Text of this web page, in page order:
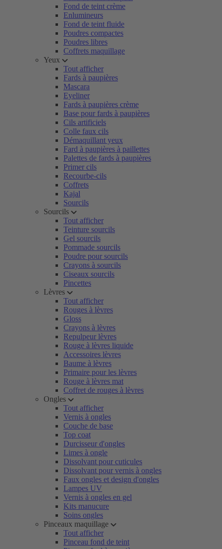
Fond de teint crème
Enlumineurs
Fond de teint fluide
Poudres compactes
Poudres libres
Coffrets maquillage
Yeux
Tout afficher
Fards à paupières
Mascara
Eyeliner
Fards à paupières crème
Base pour fards à paupières
Cils artificiels
Colle faux cils
Démaquillant yeux
Fard à paupières à paillettes
Palettes de fards à paupières
Primer cils
Recourbe-cils
Coffrets
Kajal
Sourcils
Sourcils
Tout afficher
Teinture sourcils
Gel sourcils
Pommade sourcils
Poudre pour sourcils
Crayons à sourcils
Ciseaux sourcils
Pincettes
Lèvres
Tout afficher
Rouges à lèvres
Gloss
Crayons à lèvres
Repulpeur lèvres
Rouge à lèvres liquide
Accessoires lèvres
Baume à lèvres
Primaire pour les lèvres
Rouge à lèvres mat
Coffret de rouges à lèvres
Ongles
Tout afficher
Vernis à ongles
Couche de base
Top coat
Durcisseur d'ongles
Limes à ongle
Dissolvant pour cuticules
Dissolvant pour vernis à ongles
Faux ongles et design d'ongles
Lampes UV
Vernis à ongles en gel
Kits manucure
Soins ongles
Pinceaux maquillage
Tout afficher
Pinceau fond de teint